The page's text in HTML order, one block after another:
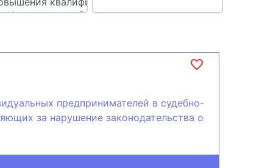
предпринимателей в судебно-
за нарушение законодательства о